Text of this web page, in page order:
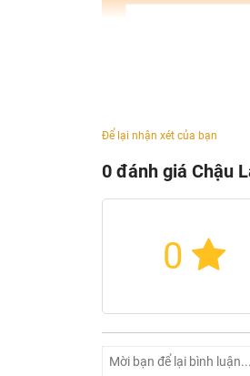
Để lại nhận xét của bạn
0 đánh giá Chậu
0